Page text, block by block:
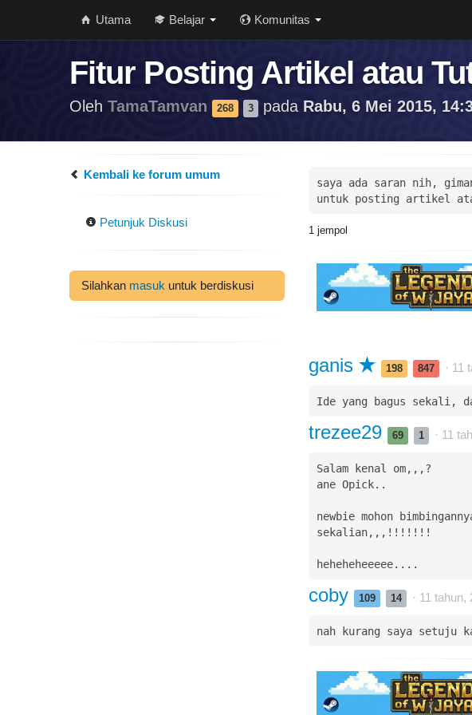
Utama Belajar Komunitas
Fitur Posting Artikel atau
Oleh TamaTamvan 268 3 pada Rabu, 6 Mei 2015,
Kembali ke forum umum
Petunjuk Diskusi
Silahkan masuk untuk berdiskusi
saya ada saran nih,
untuk posting artikel
1 jempol
ganis 198 847 · 11
Ide yang bagus sekali,
trezee29 69 1 · 11
Salam kenal om,,,?
ane Opick..
newbie mohon
sekalian,,,!!!!!!!
heheheheeeee....
coby 109 14 · 11 tahun,
nah kurang saya setuju